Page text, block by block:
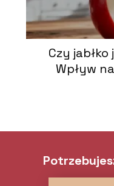
Czy
Wpływ